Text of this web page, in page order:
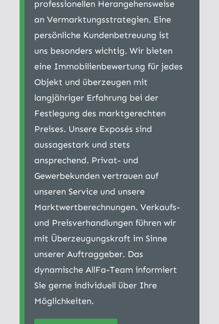
professionellen Herangehensweise
an Vermarktungsstrategien. Eine
persönliche Kundenbetreuung ist
uns besonders wichtig. Wir bieten
eine Immobilienbewertung für jedes
Objekt und überzeugen mit
langjähriger Erfahrung bei der
Festlegung des marktgerechten
Preises. Unsere Exposés sind
aussagestark und stets
ansprechend. Privat- und
Gewerbekunden vertrauen auf
unseren Service und unsere
Marktwertberechnungen. Verkaufs-
und Preisverhandlungen führen wir
mit Überzeugungskraft im Sinne
unserer Auftraggeber. Das
dynamische AllFa-Team informiert
Sie gerne individuell über Ihre
Möglichkeiten.